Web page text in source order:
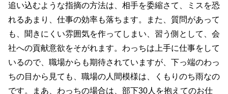
追い込むような指摘の方法は、相手を委縮さて、ミスを恐
れるあまり、仕事の効率も落ちます。また、質問があって
も、聞きにくい雰囲気を作ってしまい、習う側として、会
社への貢献意欲をそがれます。わっちは上手に仕事をして
いるので、職場からも期待されていますが、下っ端のわっ
ちの目から見ても、職場の人間模様は、くもりのち雨なの
です。まあ、わっちの場合は、部下30人を抱えてのお仕